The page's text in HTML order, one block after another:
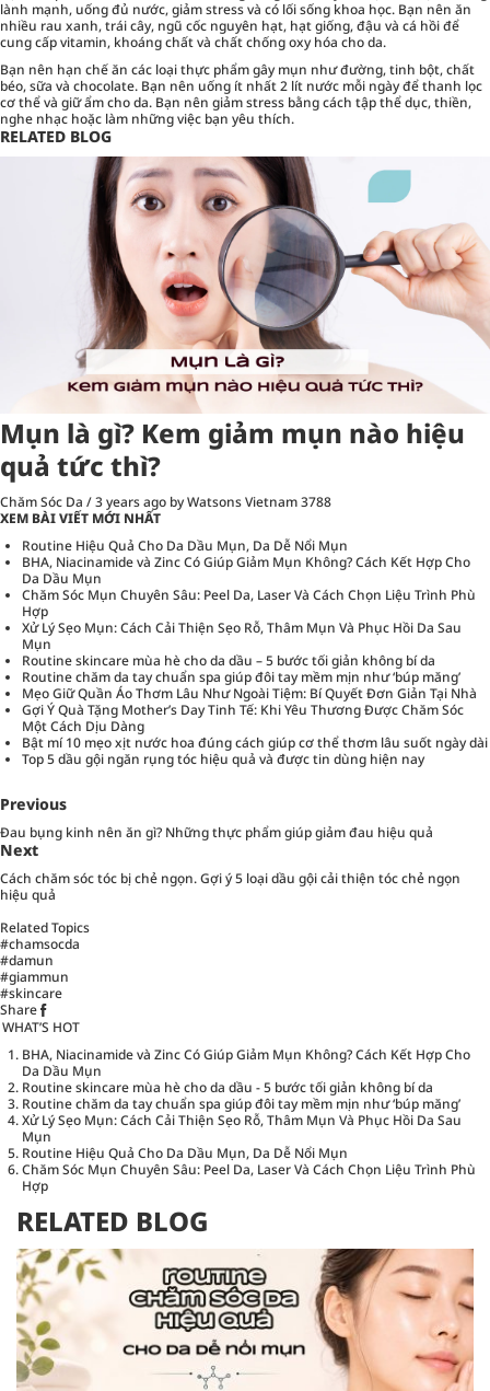
lành mạnh, uống đủ nước, giảm stress và có lối sống khoa học. Bạn nên ăn
nhiều rau xanh, trái cây, ngũ cốc nguyên hạt, hạt giống, đậu và cá hồi để
cung cấp vitamin, khoáng chất và chất chống oxy hóa cho da.
Bạn nên hạn chế ăn các loại thực phẩm gây mụn như đường, tinh bột, chất
béo, sữa và chocolate. Bạn nên uống ít nhất 2 lít nước mỗi ngày để thanh lọc
cơ thể và giữ ẩm cho da. Bạn nên giảm stress bằng cách tập thể dục, thiền,
nghe nhạc hoặc làm những việc bạn yêu thích.
RELATED BLOG
Mụn là gì? Kem giảm mụn nào hiệu
quả tức thì?
Chăm Sóc Da /3 years ago by Watsons Vietnam3788
XEM BÀI VIẾT MỚI NHẤT
Routine Hiệu Quả Cho Da Dầu Mụn, Da Dễ Nổi Mụn
BHA, Niacinamide và Zinc Có Giúp Giảm Mụn Không? Cách Kết Hợp Cho
Da Dầu Mụn
Chăm Sóc Mụn Chuyên Sâu: Peel Da, Laser Và Cách Chọn Liệu Trình Phù
Hợp
Xử Lý Sẹo Mụn: Cách Cải Thiện Sẹo Rỗ, Thâm Mụn Và Phục Hồi Da Sau
Mụn
Routine skincare mùa hè cho da dầu – 5 bước tối giản không bí da
Routine chăm da tay chuẩn spa giúp đôi tay mềm mịn như ‘búp măng’
Mẹo Giữ Quần Áo Thơm Lâu Như Ngoài Tiệm: Bí Quyết Đơn Giản Tại Nhà
Gợi Ý Quà Tặng Mother’s Day Tinh Tế: Khi Yêu Thương Được Chăm Sóc
Một Cách Dịu Dàng
Bật mí 10 mẹo xịt nước hoa đúng cách giúp cơ thể thơm lâu suốt ngày dài
Top 5 dầu gội ngăn rụng tóc hiệu quả và được tin dùng hiện nay
Previous
Đau bụng kinh nên ăn gì? Những thực phẩm giúp giảm đau hiệu quả
Next
Cách chăm sóc tóc bị chẻ ngọn. Gợi ý 5 loại dầu gội cải thiện tóc chẻ ngọn
hiệu quả
Related Topics
#chamsocda
#damun
#giammun
#skincare
Share
WHAT’S HOT
BHA, Niacinamide và Zinc Có Giúp Giảm Mụn Không? Cách Kết Hợp Cho
Da Dầu Mụn
Routine skincare mùa hè cho da dầu - 5 bước tối giản không bí da
Routine chăm da tay chuẩn spa giúp đôi tay mềm mịn như ‘búp măng’
Xử Lý Sẹo Mụn: Cách Cải Thiện Sẹo Rỗ, Thâm Mụn Và Phục Hồi Da Sau
Mụn
Routine Hiệu Quả Cho Da Dầu Mụn, Da Dễ Nổi Mụn
Chăm Sóc Mụn Chuyên Sâu: Peel Da, Laser Và Cách Chọn Liệu Trình Phù
Hợp
RELATED BLOG